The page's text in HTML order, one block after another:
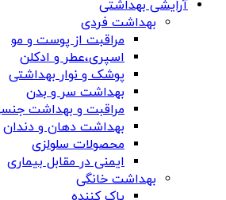
آرایشی بهداشتی
بهداشت فردی
مراقبت از پوست و مو
اسپری،عطر و ادکلن
پوشک و نوار بهداشتی
بهداشت سر و بدن
مراقبت و بهداشت
بهداشت دهان و دندان
محصولات سلولزی
ایمنی در مقابل بیماری
بهداشت خانگی